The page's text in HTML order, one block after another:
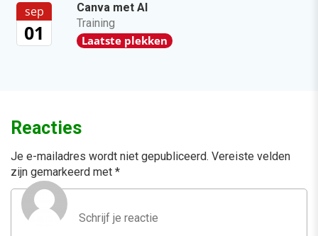
sep
01
Canva met AI
Training
Laatste plekken
Reacties
Je e-mailadres wordt niet gepubliceerd. Vereiste velden
zijn gemarkeerd met *